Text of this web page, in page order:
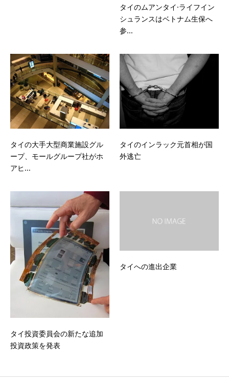
タイのムアンタイ·ライフイン
シュランスはベトナム生保へ
参...
タイの大手大型商業施設グル
ープ、モールグループ社がホ
アヒ...
タイのインラック元首相が国
外逃亡
タイ投資委員会の新たな追加
投資政策を発表
タイへの進出企業